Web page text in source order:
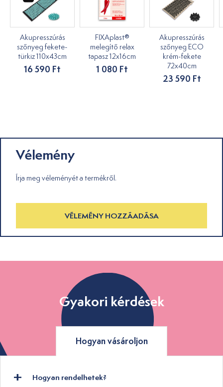
Akupresszúrás
szőnyeg fekete-
türkiz 110x43cm
16 590 Ft
FIXAplast®
melegítő relax
tapasz 12x16cm
1 080 Ft
Akupresszúrás
szőnyeg ECO
krém-fekete
72x40cm
23 590 Ft
Vélemény
Írja meg véleményét a termékről.
VÉLEMÉNY HOZZÁADÁSA
Gyakori kérdések
Hogyan vásároljon
Hogyan rendelhetek?